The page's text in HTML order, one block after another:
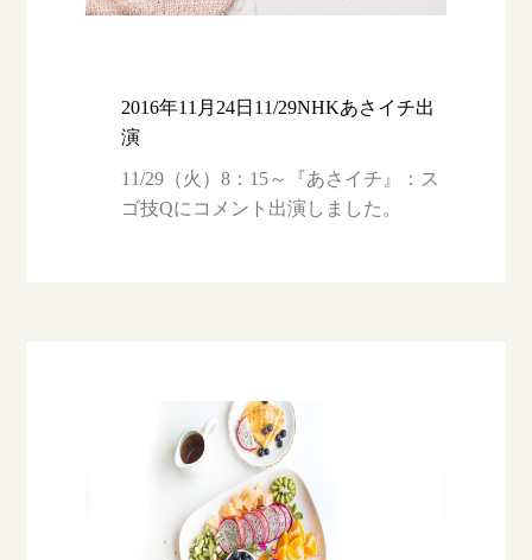
2016年11月24日11/29NHKあさイチ出
演
11/29（火）8：15～『あさイチ』：ス
ゴ技Qにコメント出演しました。